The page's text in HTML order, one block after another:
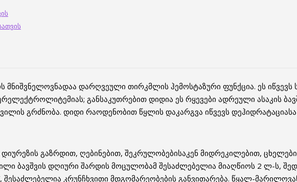
დარღვეული თირკმლის ჰემოსტაზური ფუნქცია. ეს იწვევს
განსაკუთრებით დიდია ეს რყევები ადრეული ასაკის
გრძნობა. დიდი რაოდენობით წყლის დაკარგვა იწვევს
დიურეზის გაზრდით, ღებინებით, შეკრულობებისაკენ მიდრეკილებით,
ბავშვის დღიური შარდის მოცულობამ შესაძლებელია მიაღწიოს 2 ლ-ს,
შესაძლებელია კრუნჩხვითი მდგომარეობების განვითარება. წყალ-